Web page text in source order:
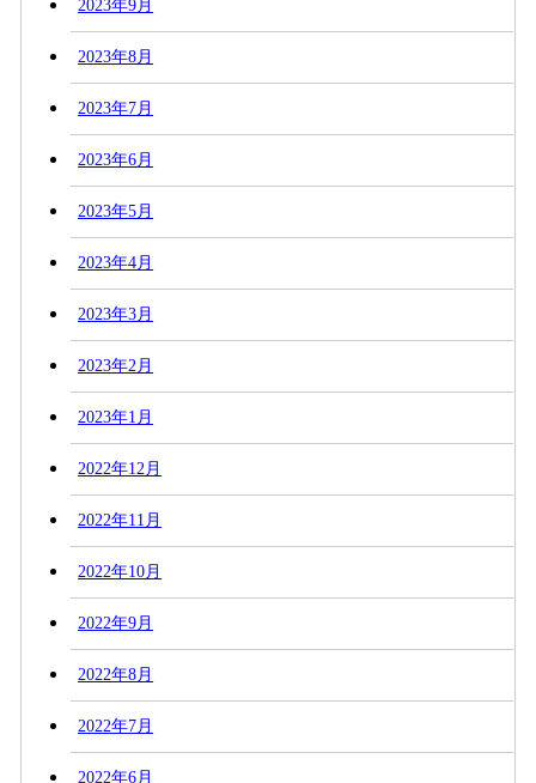
2023年9月
2023年8月
2023年7月
2023年6月
2023年5月
2023年4月
2023年3月
2023年2月
2023年1月
2022年12月
2022年11月
2022年10月
2022年9月
2022年8月
2022年7月
2022年6月